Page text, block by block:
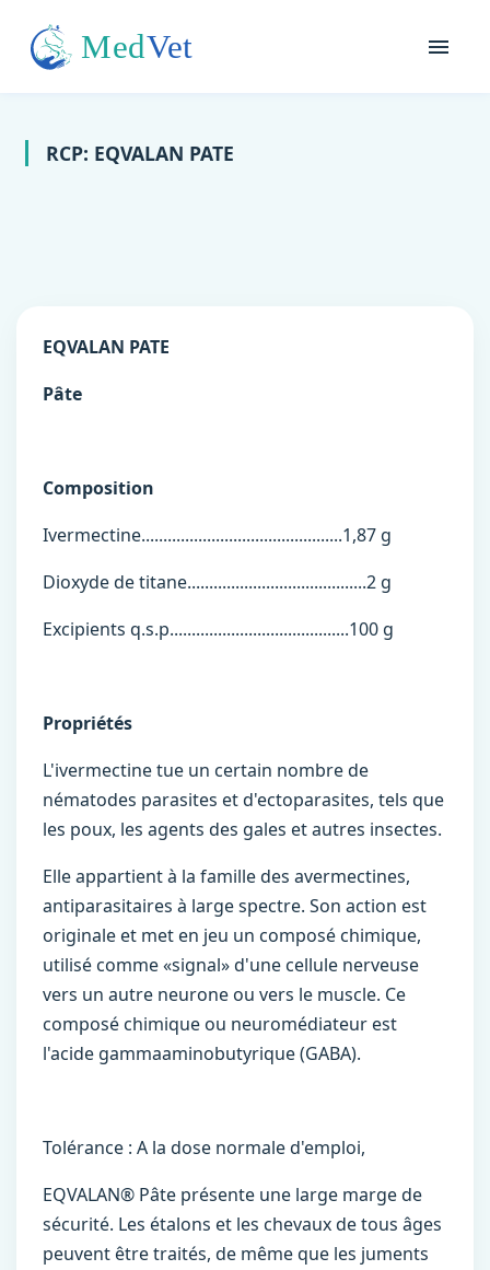
RCP: EQVALAN PATE
EQVALAN PATE
Pâte
Composition
Ivermectine..............................................1,87 g
Dioxyde de titane.........................................2 g
Excipients q.s.p.........................................100 g
Propriétés
L'ivermectine tue un certain nombre de
nématodes parasites et d'ectoparasites, tels que
les poux, les agents des gales et autres insectes.
Elle appartient à la famille des avermectines,
antiparasitaires à large spectre. Son action est
originale et met en jeu un composé chimique,
utilisé comme «signal» d'une cellule nerveuse
vers un autre neurone ou vers le muscle. Ce
composé chimique ou neuromédiateur est
l'acide gammaaminobutyrique (GABA).
Tolérance : A la dose normale d'emploi,
EQVALAN® Pâte présente une large marge de
sécurité. Les étalons et les chevaux de tous âges
peuvent être traités, de même que les juments